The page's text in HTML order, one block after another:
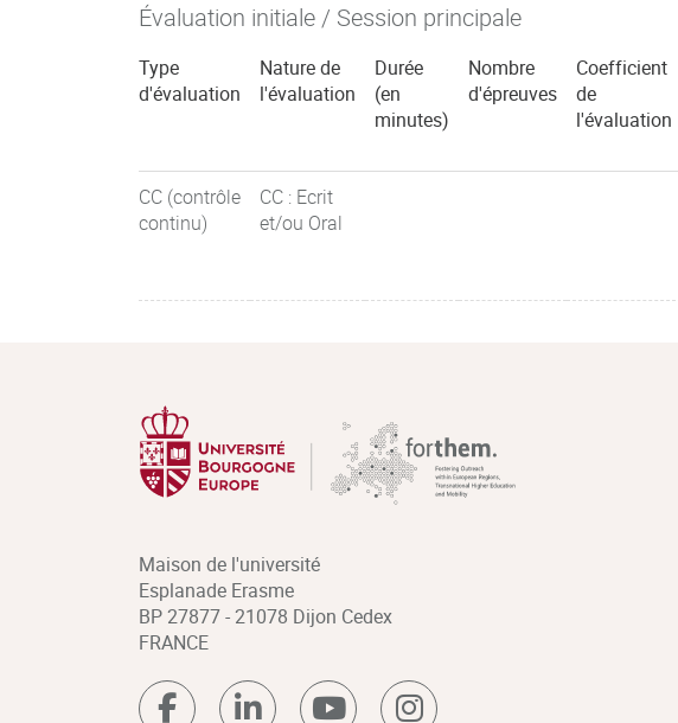
Évaluation initiale / Session principale
Type
d'évaluation
Nature de
l'évaluation
Durée
(en
minutes)
Nombre
d'épreuves
Coefficient
de
l'évaluation
CC (contrôle
continu)
CC : Ecrit
et/ou Oral
Maison de l'université
Esplanade Erasme
BP 27877 - 21078 Dijon Cedex
FRANCE